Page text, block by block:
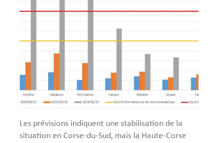
Les prévisions indiquent une stabilisation de la
situation en Corse-du-Sud, mais la Haute-Corse